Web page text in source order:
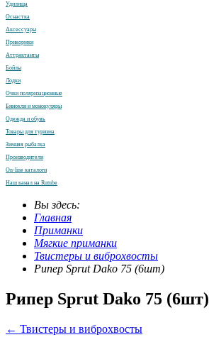
Удилища
Оснастка
Аксессуары
Прикормки
Аттрактанты
Бойлы
Лодки
Очки поляризационные
Бинокли и монокуляры
Одежда и обувь
Товары для туризма
Зимняя рыбалка
Производители
On-line каталоги
Наш канал на Rutube
Вы здесь:
Главная
Приманки
Мягкие приманки
Твистеры и виброхвосты
Рипер Sprut Dako 75 (6шт)
Рипер Sprut Dako 75 (6шт)
← Твистеры и виброхвосты